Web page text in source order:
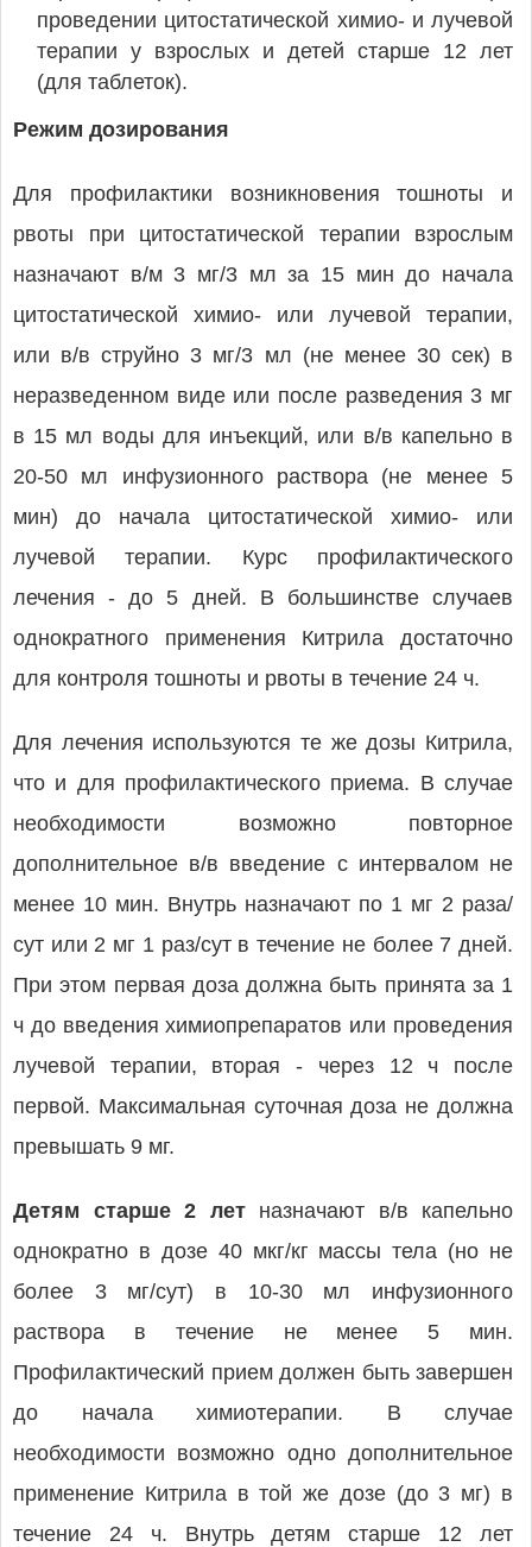
проведении цитостатической химио- и лучевой
терапии у взрослых и детей старше 12 лет
(для таблеток).
Режим дозирования
Для профилактики возникновения тошноты и
рвоты при цитостатической терапии взрослым
назначают в/м 3 мг/3 мл за 15 мин до начала
цитостатической химио- или лучевой терапии,
или в/в струйно 3 мг/3 мл (не менее 30 сек) в
неразведенном виде или после разведения 3 мг
в 15 мл воды для инъекций, или в/в капельно в
20-50 мл инфузионного раствора (не менее 5
мин) до начала цитостатической химио- или
лучевой терапии. Курс профилактического
лечения - до 5 дней. В большинстве случаев
однократного применения Китрила достаточно
для контроля тошноты и рвоты в течение 24 ч.
Для лечения используются те же дозы Китрила,
что и для профилактического приема. В случае
необходимости возможно повторное
дополнительное в/в введение с интервалом не
менее 10 мин. Внутрь назначают по 1 мг 2 раза/
сут или 2 мг 1 раз/сут в течение не более 7 дней.
При этом первая доза должна быть принята за 1
ч до введения химиопрепаратов или проведения
лучевой терапии, вторая - через 12 ч после
первой. Максимальная суточная доза не должна
превышать 9 мг.
Детям старше 2 лет назначают в/в капельно
однократно в дозе 40 мкг/кг массы тела (но не
более 3 мг/сут) в 10-30 мл инфузионного
раствора в течение не менее 5 мин.
Профилактический прием должен быть завершен
до начала химиотерапии. В случае
необходимости возможно одно дополнительное
применение Китрила в той же дозе (до 3 мг) в
течение 24 ч. Внутрь детям старше 12 лет